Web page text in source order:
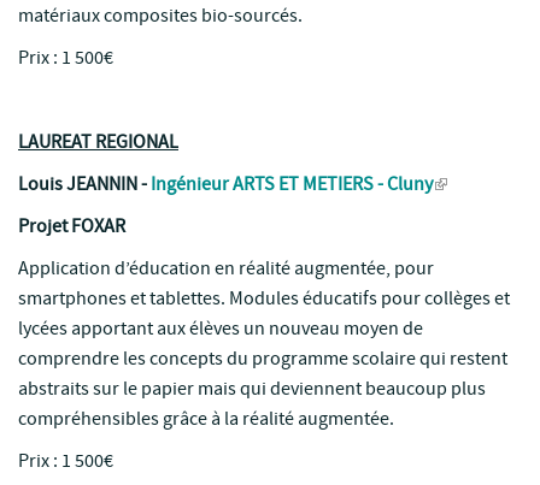
matériaux composites bio-sourcés.
Prix : 1 500€
LAUREAT REGIONAL
Louis JEANNIN - Ingénieur ARTS ET METIERS - Cluny
Projet FOXAR
Application d’éducation en réalité augmentée, pour
smartphones et tablettes. Modules éducatifs pour collèges et
lycées apportant aux élèves un nouveau moyen de
comprendre les concepts du programme scolaire qui restent
abstraits sur le papier mais qui deviennent beaucoup plus
compréhensibles grâce à la réalité augmentée.
Prix : 1 500€